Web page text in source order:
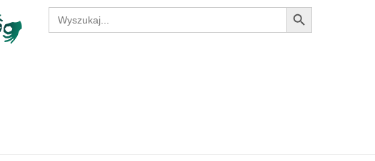
Search
for:
Search Button